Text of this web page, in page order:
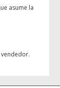
asume la